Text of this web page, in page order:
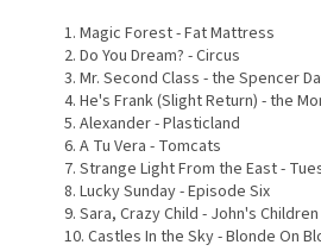
1. Magic Forest - Fat Mattress
2. Do You Dream? - Circus
3. Mr. Second Class - the Spencer
4. He's Frank (Slight Return) - the
5. Alexander - Plasticland
6. A Tu Vera - Tomcats
7. Strange Light From the East -
8. Lucky Sunday - Episode Six
9. Sara, Crazy Child - John's Children
10. Castles In the Sky - Blonde On